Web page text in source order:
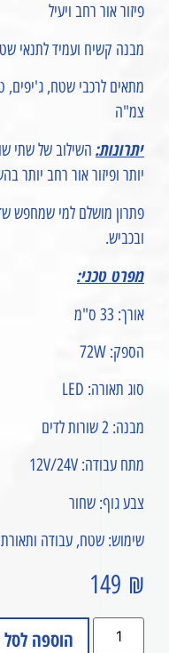
פיזור אור רחב ויעיל
מבנה קשיח ועמיד לתנאי
מתאים לרכבי שטח, ג'יפים,
צמ"ה
יתרונות:השילוב של שתי
יותר ופיזור אור רחב יותר
פתרון מושלם למי שמחפש
ובכביש.
מפרט טכני:
אורך: 33 ס"מ
הספק: 72W
סוג תאורה: LED
מבנה: 2 שורות לדים
מתח עבודה: 12V/24V
צבע גוף: שחור
שימוש: שטח, עבודה ותאורת
149 ₪
הוספה לסל